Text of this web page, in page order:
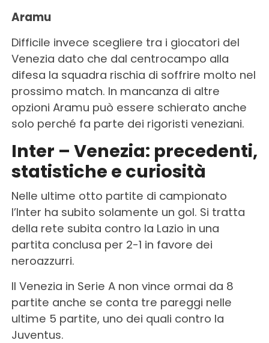
Aramu
Difficile invece scegliere tra i giocatori del
Venezia dato che dal centrocampo alla
difesa la squadra rischia di soffrire molto nel
prossimo match. In mancanza di altre
opzioni Aramu può essere schierato anche
solo perché fa parte dei rigoristi veneziani.
Inter – Venezia: precedenti,
statistiche e curiosità
Nelle ultime otto partite di campionato
l’Inter ha subito solamente un gol. Si tratta
della rete subita contro la Lazio in una
partita conclusa per 2-1 in favore dei
neroazzurri.
Il Venezia in Serie A non vince ormai da 8
partite anche se conta tre pareggi nelle
ultime 5 partite, uno dei quali contro la
Juventus.